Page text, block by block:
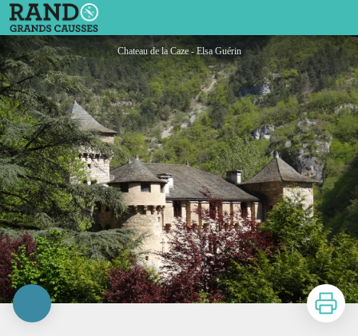
CHATEAU DE LA CAZE
Chateau de la Caze - Elsa Guérin
Imprimer